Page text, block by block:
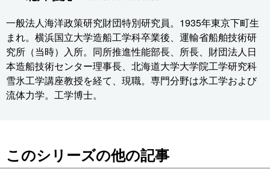
一般法人海洋政策研究財団特別研究員。1935年東京下町生
まれ。横浜国立大学造船工学科卒業後、運輸省船舶技術研
究所（当時）入所。同所推進性能部長、所長、財団法人日
本造船技術センター理事長、北海道大学大学院工学研究科
雪氷工学講座教授を経て、現職。専門分野は氷工学および
流体力学。工学博士。
このシリーズの他の記事